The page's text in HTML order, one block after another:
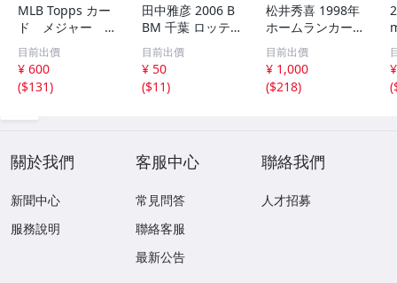
MLB Topps カー
ド メジャー 1
00枚 2
目前出價
¥ 600
($131)
田中雅彦 2006 B
BM 千葉 ロッテ
マリーンズ トレ
カ プロ野球 カー
ド M37 スポーツ
アスリート トレ
目前出價
¥ 50
($11)
松井秀喜 1998年
ホームランカード
150号 記念カード
3枚セット 読売ジ
ャイアンツ 日本
テレビ 劇空間プ
目前出價
¥ 1,000
($218)
(
關於我們
新聞中心
服務說明
客服中心
常見問答
聯絡客服
最新公告
聯絡我們
人才招募